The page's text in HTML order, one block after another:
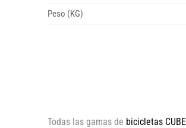
Peso (KG)
Todas las gamas de bicicletas CUBE